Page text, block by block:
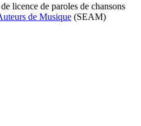
licence de paroles de chansons
de Musique (SEAM)